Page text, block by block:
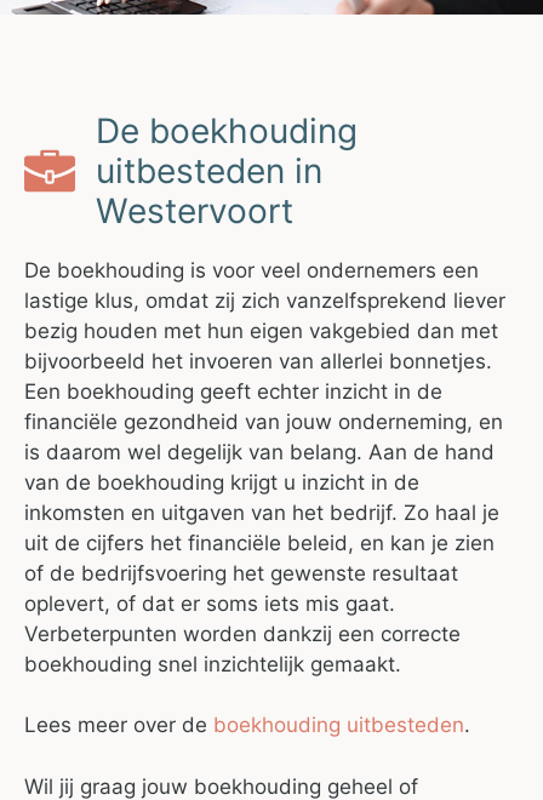
De boekhouding
uitbesteden in
Westervoort
De boekhouding is voor veel ondernemers een
lastige klus, omdat zij zich vanzelfsprekend liever
bezig houden met hun eigen vakgebied dan met
bijvoorbeeld het invoeren van allerlei bonnetjes.
Een boekhouding geeft echter inzicht in de
financiële gezondheid van jouw onderneming, en
is daarom wel degelijk van belang. Aan de hand
van de boekhouding krijgt u inzicht in de
inkomsten en uitgaven van het bedrijf. Zo haal je
uit de cijfers het financiële beleid, en kan je zien
of de bedrijfsvoering het gewenste resultaat
oplevert, of dat er soms iets mis gaat.
Verbeterpunten worden dankzij een correcte
boekhouding snel inzichtelijk gemaakt.
Lees meer over de boekhouding uitbesteden.
Wil jij graag jouw boekhouding geheel of